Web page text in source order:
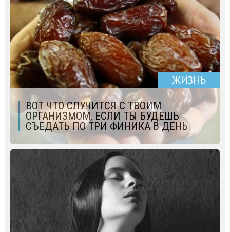
ЖИЗНЬ
ВОТ ЧТО СЛУЧИТСЯ С ТВОИМ
ОРГАНИЗМОМ, ЕСЛИ ТЫ БУДЕШЬ
СЪЕДАТЬ ПО ТРИ ФИНИКА В ДЕНЬ